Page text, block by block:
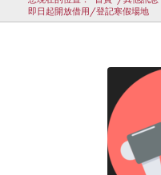
即日起開放借用/登記寒假場地